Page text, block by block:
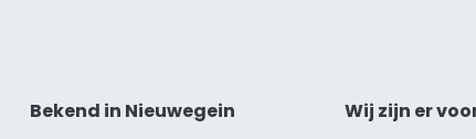
Bekend in Nieuwegein
Wij zijn er